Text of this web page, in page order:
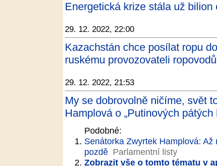
Energetická krize stála už bilion
29. 12. 2022, 22:00
Kazachstán chce posílat ropu
ruskému provozovateli
29. 12. 2022, 21:53
My se dobrovolně ničíme, svět
Hamplová o „Putinových
Podobné:
Senátorka Zwyrtek Hamplová:
pozdě Parlamentní listy
Zobrazit vše o tomto tématu v